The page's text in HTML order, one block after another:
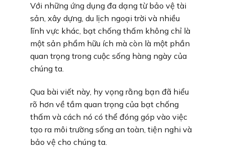
Với những ứng dụng đa dạng từ bảo vệ tài
sản, xây dựng, du lịch ngoại trời và nhiều
lĩnh vực khác, bạt chống thấm không chỉ là
một sản phẩm hữu ích mà còn là một phần
quan trọng trong cuộc sống hàng ngày của
chúng ta.
Qua bài viết này, hy vọng rằng bạn đã hiểu
rõ hơn về tầm quan trọng của bạt chống
thấm và cách nó có thể đóng góp vào việc
tạo ra môi trường sống an toàn, tiện nghi và
bảo vệ cho chúng ta.